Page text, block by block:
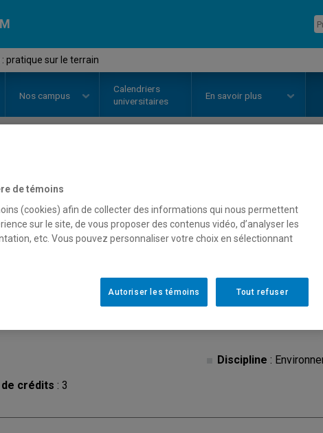
pratique sur le terrain
Nos campus
Calendriers
universitaires
En savoir plus
// ENV7260
Agriculture urbaine
terrain
Horaire - Automne
crédits : 3
Discipline :
de témoins
(cookies) afin de collecter des informations qui nous permettent
sur le site, de vous proposer des contenus vidéo, d’analyser les
etc. Vous pouvez personnaliser votre choix en sélectionnant
Tout refuser
Autoriser les témoins